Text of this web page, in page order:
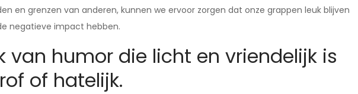
en grenzen van anderen, kunnen we ervoor zorgen dat onze grappen leuk blijven
negatieve impact hebben.
van humor die licht en vriendelijk is
of hatelijk.